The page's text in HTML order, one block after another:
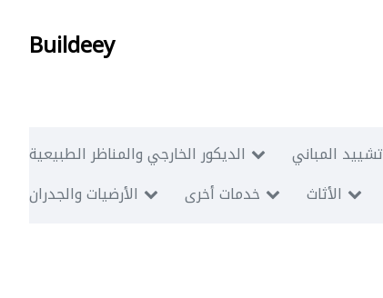
Buildeey
الديكور الخارجي والمناظر الطبيعية تشييد المباني
الأرضيات والجدران
خدمات أخرى الأثاث